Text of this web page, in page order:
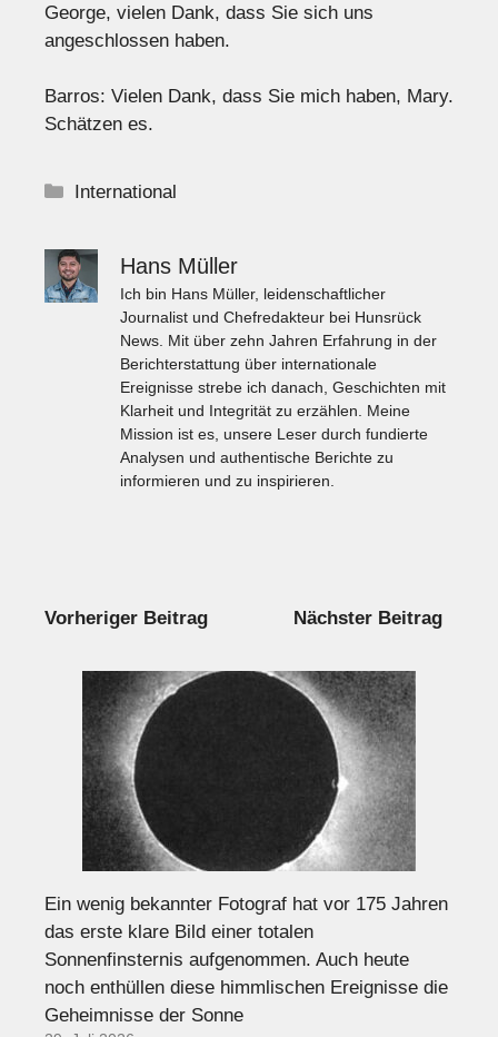
George, vielen Dank, dass Sie sich uns
angeschlossen haben.
Barros: Vielen Dank, dass Sie mich haben, Mary.
Schätzen es.
Kategorien
International
Hans Müller
Ich bin Hans Müller, leidenschaftlicher
Journalist und Chefredakteur bei Hunsrück
News. Mit über zehn Jahren Erfahrung in der
Berichterstattung über internationale
Ereignisse strebe ich danach, Geschichten mit
Klarheit und Integrität zu erzählen. Meine
Mission ist es, unsere Leser durch fundierte
Analysen und authentische Berichte zu
informieren und zu inspirieren.
Vorheriger Beitrag Nächster Beitrag
Ein wenig bekannter Fotograf hat vor 175 Jahren
das erste klare Bild einer totalen
Sonnenfinsternis aufgenommen. Auch heute
noch enthüllen diese himmlischen Ereignisse die
Geheimnisse der Sonne